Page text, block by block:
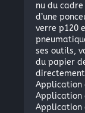
nu du
d’une
verre p120
ses outils,
du papier
Application
Application
Application